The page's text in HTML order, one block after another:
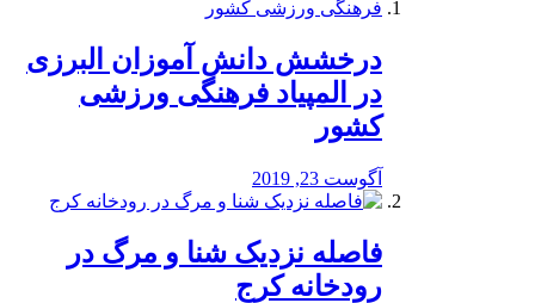
درخشش دانش آموزان البرزی
در المپیاد فرهنگی ورزشی
کشور
آگوست 23, 2019
️فاصله نزدیک شنا و مرگ در
رودخانه کرج